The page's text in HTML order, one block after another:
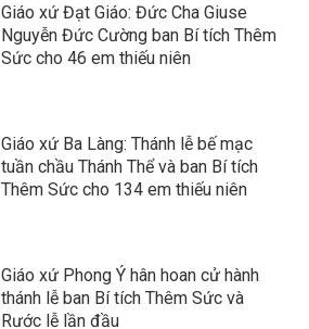
Giáo xứ Đạt Giáo: Đức Cha Giuse
Nguyễn Đức Cường ban Bí tích Thêm
Sức cho 46 em thiếu niên
Giáo xứ Ba Làng: Thánh lễ bế mạc
tuần chầu Thánh Thể và ban Bí tích
Thêm Sức cho 134 em thiếu niên
Giáo xứ Phong Ý hân hoan cử hành
thánh lễ ban Bí tích Thêm Sức và
Rước lễ lần đầu